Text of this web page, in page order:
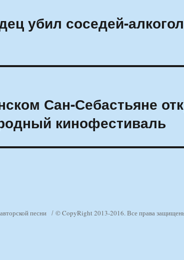
убил соседей-
Сан-Себастьяне
кинофестиваль
песни © CopyRight 2013-2016. Все права